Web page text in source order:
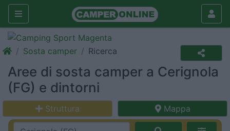
Sosta camper Ricerca
Aree di sosta camper a Cerignola
(FG) e dintorni
Struttura Mappa